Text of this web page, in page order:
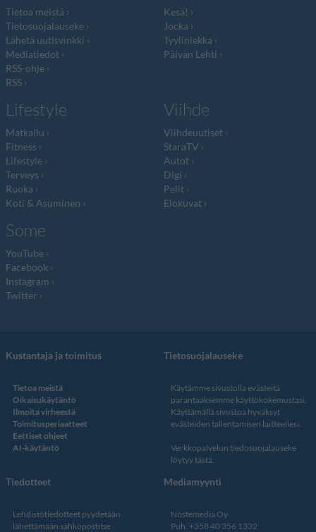
Tietoa meistä
Tietosuojalauseke
Lähetä uutisvinkki
Mediatiedot
RSS-ohje
RSS
Kesä!
Jocka
Tyyliniekka
Päivän Lehti
Lifestyle
Matkailu
Fitness
Lifestyle
Terveys
Ruoka
Koti & Asuminen
Viihde
Viihdeuutiset
StaraTV
Autot
Digi
Pelit
Elokuvat
Some
YouTube
Facebook
Instagram
Twitter
Kustantaja ja toimitus
Tietoa meistä
Oikaisukäytäntö
Ilmoita virheestä
Toimitusperiaatteet
Eettiset ohjeet
AI-käytäntö
Tietosuojalauseke
Käytämme sivustolla evästeitä
parantaaksemme käyttökokemustasi.
Käyttämällä sivustoa hyväksyt
evästeiden tallentamisen laitteellesi.
Verkkopalvelun tiedosuojalauseke
löytyy tästä
Tiedotteet
Lehdistötiedotteet pyydetään
lähettämään sähköpostitse
Mediamyynti
Nostemedia Oy
Puh. +358 40 356 1332